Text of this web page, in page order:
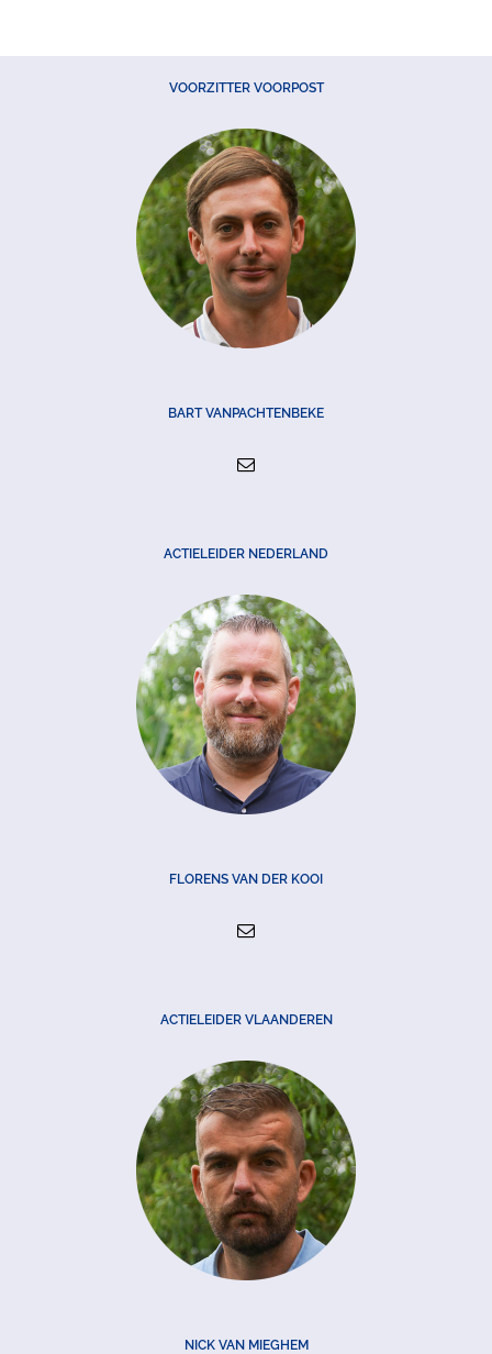
VOORZITTER VOORPOST
BART VANPACHTENBEKE
ACTIELEIDER NEDERLAND
FLORENS VAN DER KOOI
ACTIELEIDER VLAANDEREN
NICK VAN MIEGHEM